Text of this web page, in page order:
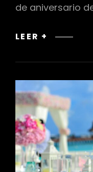
de aniversario
LEER +
FIESTAS
DE